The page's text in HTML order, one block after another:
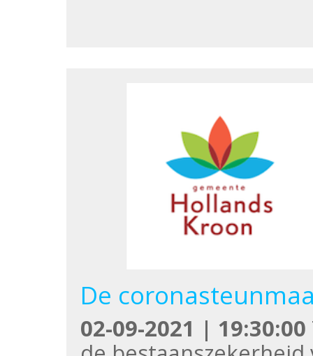
De
02-09-2021 | 19:30:00